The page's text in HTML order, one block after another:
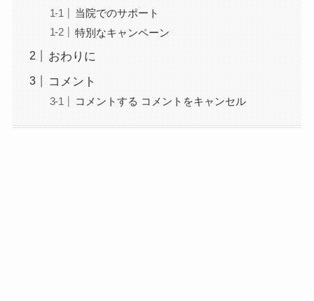
当院でのサポート
特別なキャンペーン
おわりに
コメント
コメントする コメントをキャンセル